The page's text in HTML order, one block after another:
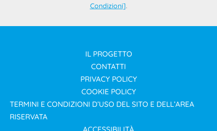
Condizioni].
IL PROGETTO
CONTATTI
PRIVACY POLICY
COOKIE POLICY
TERMINI E CONDIZIONI D’USO DEL SITO E DELL’AREA
RISERVATA